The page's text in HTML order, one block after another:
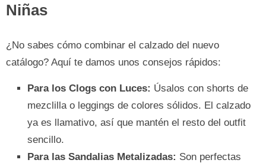
Niñas
¿No sabes cómo combinar el calzado del nuevo
catálogo? Aquí te damos unos consejos rápidos:
Para los Clogs con Luces: Úsalos con shorts de
mezclilla o leggings de colores sólidos. El calzado
ya es llamativo, así que mantén el resto del outfit
sencillo.
Para las Sandalias Metalizadas: Son perfectas